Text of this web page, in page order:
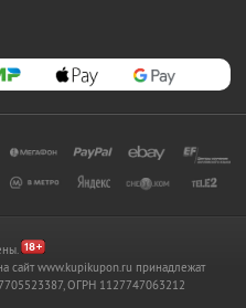
сайт www.kupikupon.ru принадлежат
ОГРН 1127747063212